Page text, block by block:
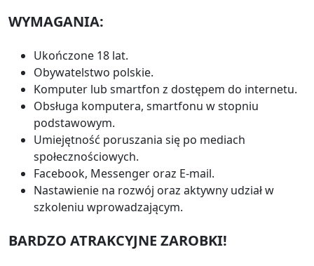
WYMAGANIA:
Ukończone 18 lat.
Obywatelstwo polskie.
Komputer lub smartfon z dostępem do internetu.
Obsługa komputera, smartfonu w stopniu
podstawowym.
Umiejętność poruszania się po mediach
społecznościowych.
Facebook, Messenger oraz E-mail.
Nastawienie na rozwój oraz aktywny udział w
szkoleniu wprowadzającym.
BARDZO ATRAKCYJNE ZAROBKI!